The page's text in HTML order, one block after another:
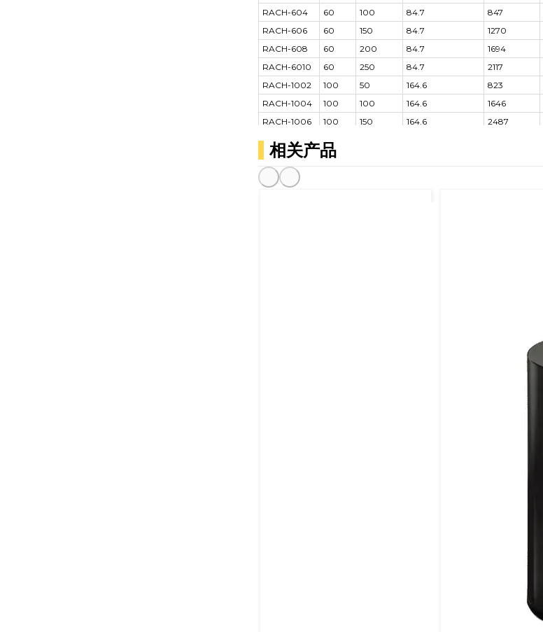
RACH-604
60 100 84.7 847
RACH-606
60 150 84.7 1270
RACH-608
60 200 84.7 1694
RACH-6010
60 250 84.7 2117
RACH-1002
100 50 164.6 823
RACH-1004
100 100 164.6 1646
RACH-1006
100 150 164.6 2487
RACH-1008
RACH-10010
100
RACH-1502
相关产品